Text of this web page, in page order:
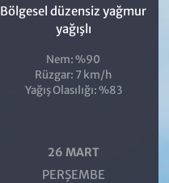
Bölgesel düzensiz yağmur
yağışlı
Nem: %90
Rüzgar: 7 km/h
Yağış Olasılığı: %83
26 MART
PERŞEMBE